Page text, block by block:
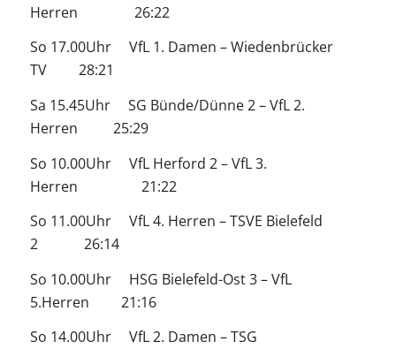
Herren 26:22
So 17.00Uhr VfL 1. Damen – Wiedenbrücker
TV 28:21
Sa 15.45Uhr SG Bünde/Dünne 2 – VfL 2.
Herren 25:29
So 10.00Uhr VfL Herford 2 – VfL 3.
Herren 21:22
So 11.00Uhr VfL 4. Herren – TSVE Bielefeld
2 26:14
So 10.00Uhr HSG Bielefeld-Ost 3 – VfL
5.Herren 21:16
So 14.00Uhr VfL 2. Damen – TSG